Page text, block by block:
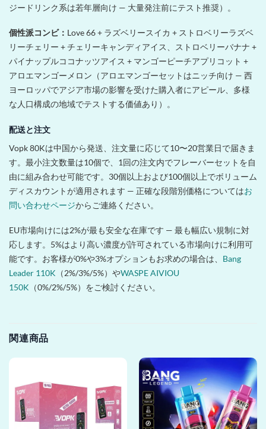
ジードリンク系は若年層向け — 大量発注前にテスト推奨）。
個性派コンビ： Love 66 + ラズベリースイカ + ストロベリーラズベ
リーチェリー + チェリーキャンディアイス、ストロベリーバナナ +
パイナップルココナッツアイス + マンゴーピーチアプリコット +
アロエマンゴーメロン（アロエマンゴーセットはニッチ向け — 西
ヨーロッパでアジア市場の影響を受けた購入者にアピール、多様
な人口構成の地域でテストする価値あり）。
配送と注文
Vopk 80Kは中国から発送、注文量に応じて10〜20営業日で届きま
す。最小注文数量は10個で、1回の注文内でフレーバーセットを自
由に組み合わせ可能です。30個以上および100個以上でボリューム
ディスカウントが適用されます — 正確な段階別価格についてはお
問い合わせページからご連絡ください。
EU市場向けには2%が最も安全な在庫です — 最も幅広い規制に対
応します。5%はより高い濃度が許可されている市場向けに利用可
能です。お客様が0%や3%オプションもお求めの場合は、 Bang
Leader 110K （2%/3%/5%）やWASPE AIVIOU
150K （0%/2%/5%）をご検討ください。
関連商品